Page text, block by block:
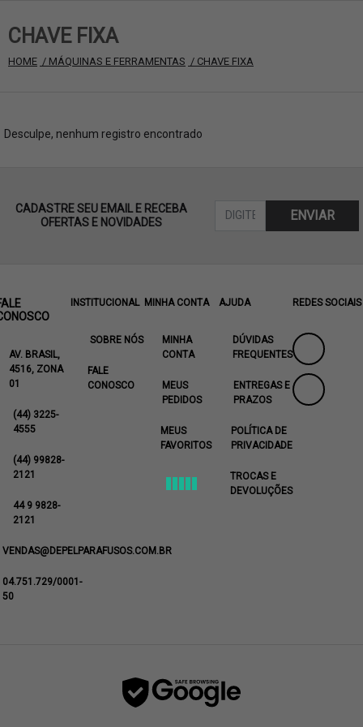
CHAVE FIXA
HOME / MÁQUINAS E FERRAMENTAS / CHAVE FIXA
Desculpe, nenhum registro encontrado
CADASTRE SEU EMAIL E RECEBA
OFERTAS E NOVIDADES
ENVIAR
AV. BRASIL,
4516, ZONA
01
(44) 3225-
4555
(44) 99828-
2121
44 9 9828-
2121
VENDAS@DEPELPARAFUSOS.COM.BR
04.751.729/0001-
50
INSTITUCIONAL
SOBRE NÓS
FALE
CONOSCO
MINHA CONTA
MINHA
CONTA
MEUS
PEDIDOS
MEUS
FAVORITOS
AJUDA
DÚVIDAS
FREQUENTES
ENTREGAS E
PRAZOS
POLÍTICA DE
PRIVACIDADE
TROCAS E
DEVOLUÇÕES
REDES SOCIAIS